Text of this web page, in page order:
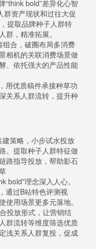
“think bold”差异化心智
群资产现状和过往大促
提取品牌种子人群特
群，精准拓展。
合，破圈布局多消费
相机的关联消费场景做
、依托强大的产品性能
用优质稿件承接种草功
关系人群流转，提升种
策略，小步试水投放
。提取种子人群特征做
路指导投放，帮助影石
bold"理念深入人心。
通过B站特色评测视
用场景更多元落地。
投放形式，让营销结
群流转等维度筛选优质
浅关系人群复投，促成